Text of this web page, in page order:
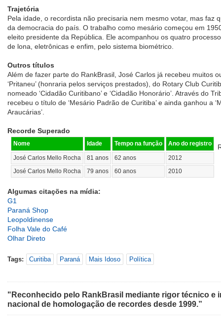
Trajetória
Pela idade, o recordista não precisaria nem mesmo votar, mas faz
da democracia do país. O trabalho como mesário começou em
eleito presidente da República. Ele acompanhou os quatro
de lona, eletrônicas e enfim, pelo sistema biométrico.
Outros títulos
Além de fazer parte do RankBrasil, José Carlos já recebeu muitos
‘Pritaneu’ (honraria pelos serviços prestados), do Rotary Club
nomeado ‘Cidadão Curitibano’ e ‘Cidadão Honorário’. Através do
recebeu o título de ‘Mesário Padrão de Curitiba’ e ainda ganhou a
Araucárias’.
Recorde Superado
Nome Idade Tempo na função Ano do registro
José Carlos Mello Rocha 81 anos 62 anos
2012
José Carlos Mello Rocha
79 anos 60 anos 2010
Algumas citações na mídia:
G1
Paraná Shop
Leopoldinense
Folha Vale do Café
Olhar Direto
Tags: Curitiba Paraná Mais Idoso Política
"Reconhecido pelo RankBrasil mediante rigor técnico e
nacional de homologação de recordes desde 1999.”